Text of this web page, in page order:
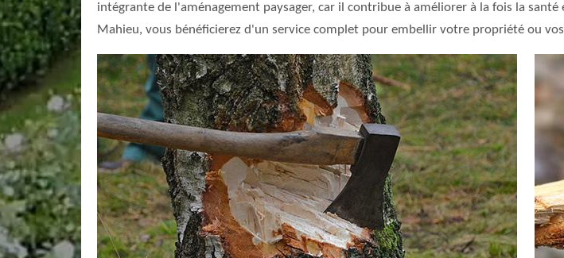
intégrante de l'aménagement paysager, car il contribue à améliorer à la fois la
Mahieu, vous bénéficierez d'un service complet pour embellir votre propriété ou vos